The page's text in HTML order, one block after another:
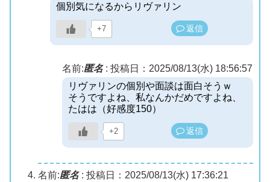
個別気になるからリヴァリン
+7 返信
名前:匿名: 投稿日：2025/08/13(水) 18:56:57
リヴァリンの個別や面談は面白そうｗ
そうですよね、私なんかだめですよね、
たはは（好感度150）
+2 返信
名前:匿名: 投稿日：2025/08/13(水) 17:36:21